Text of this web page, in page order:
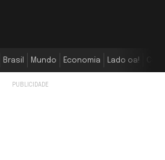
Brasil Mundo Economia Lado oa!